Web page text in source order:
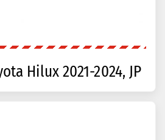
Hilux 2021-2024, JP